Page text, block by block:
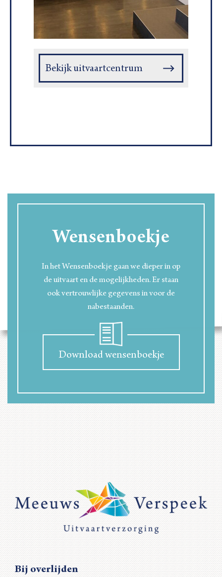
Bekijk uitvaartcentrum
Wensenboekje
In het Wensenboekje gaan we dieper in op
de uitvaart en de mogelijkheden. Er staan
ook vertrouwlijke gegevens in voor de
nabestaanden.
Download wensenboekje
Bij overlijden